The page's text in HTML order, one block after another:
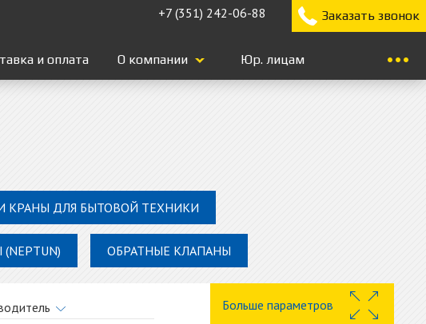
+7 (351) 242-06-88 Заказать звонок
и оплата О компании Юр. лицам
КРАНЫ ДЛЯ БЫТОВОЙ ТЕХНИКИ
ОБРАТНЫЕ КЛАПАНЫ
Больше параметров